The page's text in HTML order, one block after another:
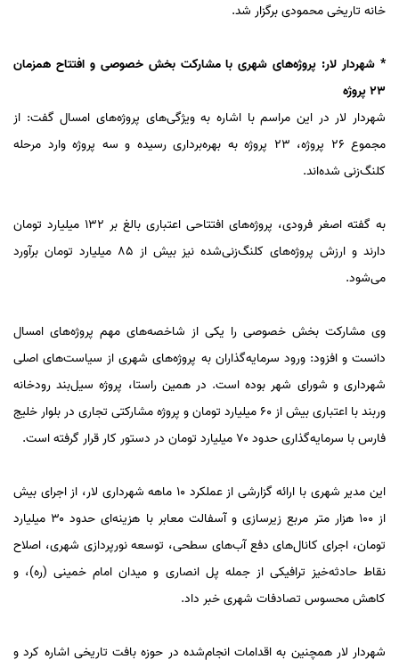
خانه تاریخی محمودی برگزار شد.
* شهردار لار: پروژه‌های شهری با مشارکت بخش خصوصی و افتتاح همزمان
۲۳ پروژه
شهردار لار در این مراسم با اشاره به ویژگی‌های پروژه‌های امسال گفت: از
مجموع ۲۶ پروژه، ۲۳ پروژه به بهره‌برداری رسیده و سه پروژه وارد مرحله
کلنگ‌زنی شده‌اند.
به گفته اصغر فرودی، پروژه‌های افتتاحی اعتباری بالغ بر ۱۳۲ میلیارد تومان
دارند و ارزش پروژه‌های کلنگ‌زنی‌شده نیز بیش از ۸۵ میلیارد تومان برآورد
می‌شود.
وی مشارکت بخش خصوصی را یکی از شاخصه‌های مهم پروژه‌های امسال
دانست و افزود: ورود سرمایه‌گذاران به پروژه‌های شهری از سیاست‌های اصلی
شهرداری و شورای شهر بوده است. در همین راستا، پروژه سیل‌بند رودخانه
وربند با اعتباری بیش از ۶۰ میلیارد تومان و پروژه مشارکتی تجاری در بلوار خلیج
فارس با سرمایه‌گذاری حدود ۷۰ میلیارد تومان در دستور کار قرار گرفته است.
این مدیر شهری با ارائه گزارشی از عملکرد ۱۰ ماهه شهرداری لار، از اجرای بیش
از ۱۰۰ هزار متر مربع زیرسازی و آسفالت معابر با هزینه‌ای حدود ۳۰ میلیارد
تومان، اجرای کانال‌های دفع آب‌های سطحی، توسعه نورپردازی شهری، اصلاح
نقاط حادثه‌خیز ترافیکی از جمله پل انصاری و میدان امام خمینی (ره)، و
کاهش محسوس تصادفات شهری خبر داد.
شهردار لار همچنین به اقدامات انجام‌شده در حوزه بافت تاریخی اشاره کرد و